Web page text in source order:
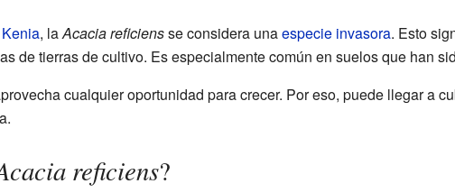
Kenia, laAcacia reficiensse considera unaespecie invasora. Esto
de tierras de cultivo. Es especialmente común en suelos que han
cualquier oportunidad para crecer. Por eso, puede llegar a
reficiens?